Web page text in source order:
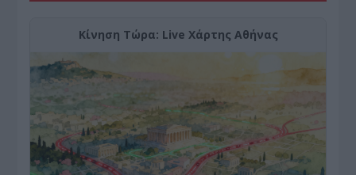
Κίνηση Τώρα: Live Χάρτης Αθήνας